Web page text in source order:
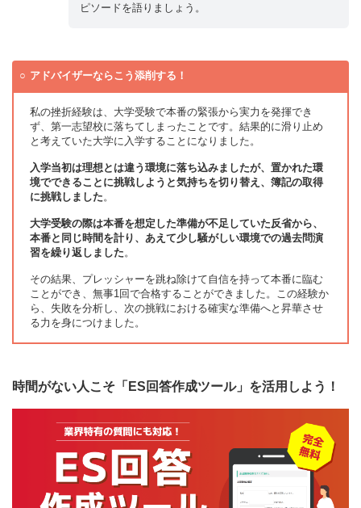
ピソードを語りましょう。
アドバイザーならこう添削する！
私の挫折経験は、大学受験で本番の緊張から実力を発揮でき
ず、第一志望校に落ちてしまったことです。結果的に滑り止め
と考えていた大学に入学することになりました。
入学当初は理想とは違う環境に落ち込みましたが、置かれた環
境でできることに挑戦しようと気持ちを切り替え、簿記の取得
に挑戦しました。
大学受験の際は本番を想定した準備が不足していた反省から、
本番と同じ時間を計り、あえて少し騒がしい環境での過去問演
習を繰り返しました。
その結果、プレッシャーを跳ね除けて自信を持って本番に臨む
ことができ、無事1回で合格することができました。この経験か
ら、失敗を分析し、次の挑戦における確実な準備へと昇華させ
る力を身につけました。
時間がない人こそ「ES回答作成ツール」を活用しよう！